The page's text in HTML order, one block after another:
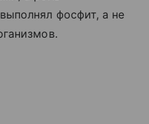
фосфит, а не